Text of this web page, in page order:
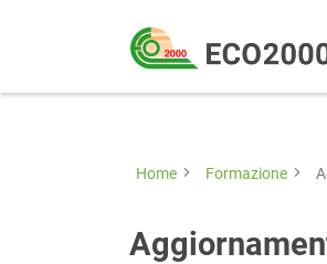
Eco
2000
Srl
Formazione
consulenza
la
Home Formazione